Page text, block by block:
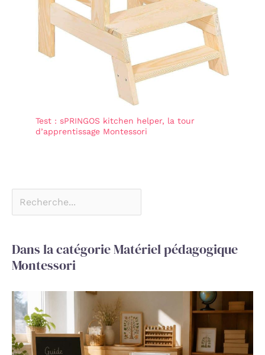
Test : sPRINGOS kitchen helper, la tour
d’apprentissage Montessori
Dans la catégorie Matériel pédagogique
Montessori